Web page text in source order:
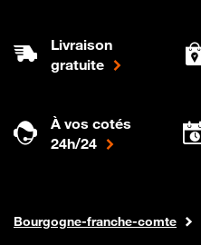
Livraison
gratuite
À vos cotés
24h/24
Boutique Orange
Internet fibre
Bourgogne-franche-comte